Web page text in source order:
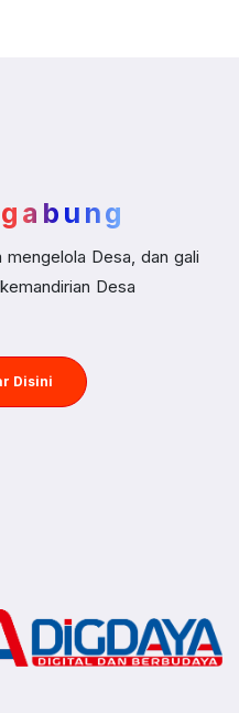
mengelola Desa, dan gali
Desa
Disini